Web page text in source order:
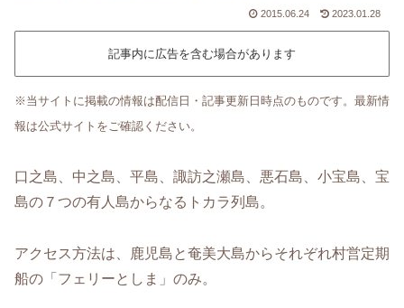
2015.06.24 2023.01.28
記事内に広告を含む場合があります
※当サイトに掲載の情報は配信日・記事更新日時点のものです。最新情
報は公式サイトをご確認ください。
口之島、中之島、平島、諏訪之瀬島、悪石島、小宝島、宝
島の７つの有人島からなるトカラ列島。
アクセス方法は、鹿児島と奄美大島からそれぞれ村営定期
船の「フェリーとしま」のみ。